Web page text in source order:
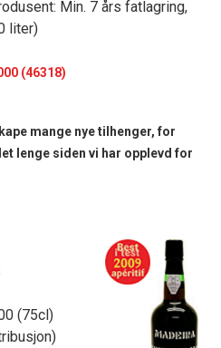
Min. 7 års fatlagring,
liter)
(46318)
mange nye tilhenger, for
lenge siden vi har opplevd for
(75cl)